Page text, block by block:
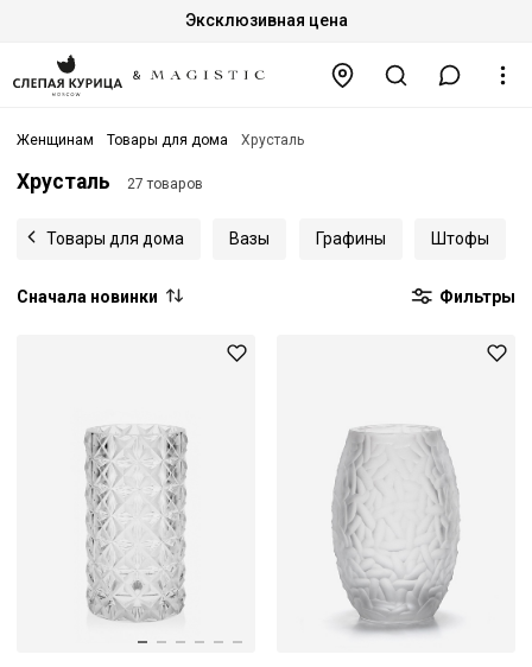
Эксклюзивная цена
Женщинам Товары для дома Хрусталь
Хрусталь 27 товаров
Товары для дома Вазы Графины Штофы
Сначала новинки Фильтры